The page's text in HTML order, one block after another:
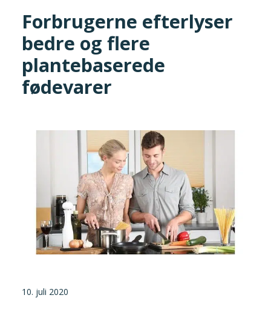
Search
Presse og pressemeddelelser
English
Danske Testfaciliteter
Forbrugerne efterlyser
bedre og flere
plantebaserede
fødevarer
10. juli 2020